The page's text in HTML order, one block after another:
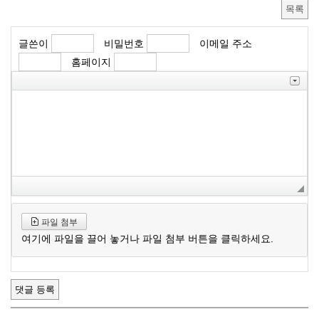
목록
글쓴이 비밀번호
이메일 주소
홈페이지
파일 첨부
여기에 파일을 끌어 놓거나 파일 첨부 버튼을 클릭하세요.